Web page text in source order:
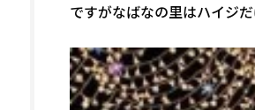
ですがなばなの里はハイジ